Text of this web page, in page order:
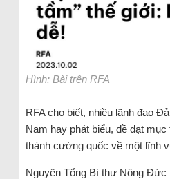
Hình: Bài trên RFA
RFA cho biết, nhiều lãnh đạo
Nam hay phát biểu, đề đạt
thành cường quốc về một lĩnh
Nguyên Tổng Bí thư Nông Đức